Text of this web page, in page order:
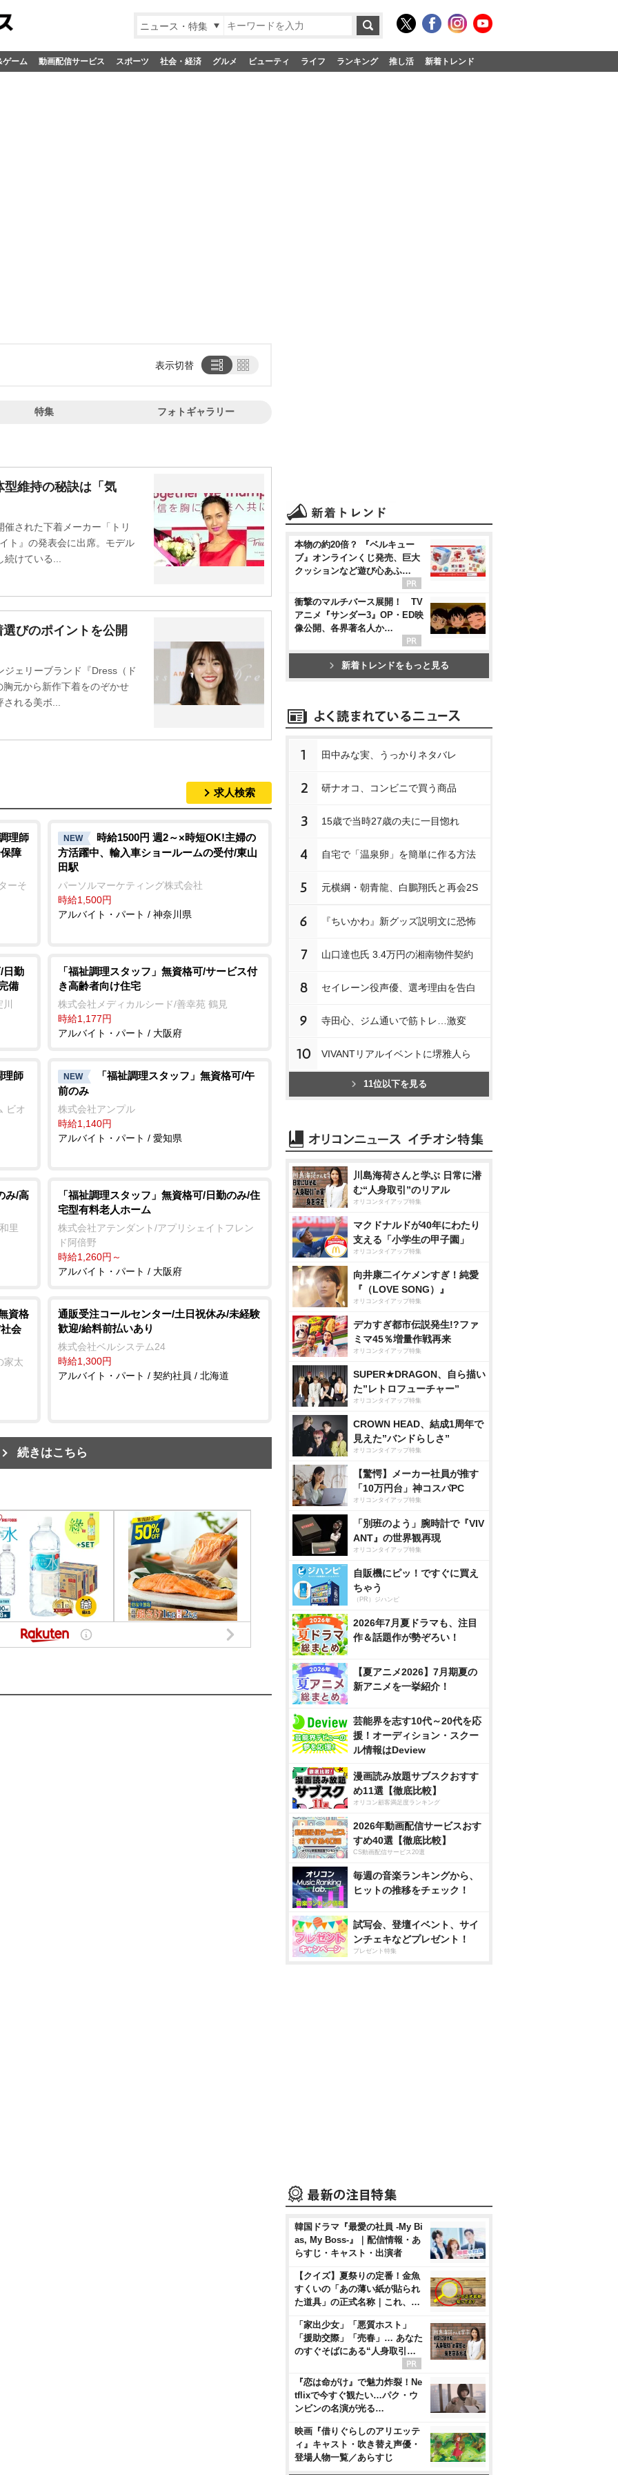
ニュース・特集
ゲーム 動画配信サービス スポーツ 社会・経済 グルメ ビューティ ライフ ランキング 推し活 新着トレンド
表示切替
特集 フォトギャラリー
維持の秘訣は「気
された下着メーカー「トリ
ト』の発表会に出席。モデル
続けている...
びのポイントを公開
ェリーブランド『Dress（ド
元から新作下着をのぞかせ
される美ボ...
求人検索
理師
障
ーそ
NEW
時給1500円 週2～×時短OK!主婦の
方活躍中、輸入車ショールームの受付/東山
田駅
パーソルマーケティング株式会社
時給1,500円
アルバイト・パート / 神奈川県
日勤
備
「福祉調理スタッフ」無資格可/サービス付
き高齢者向け住宅
株式会社メディカルシード/善幸苑 鶴見
時給1,177円
アルバイト・パート / 大阪府
理師
ビオ
NEW
「福祉調理スタッフ」無資格可/午
前のみ
株式会社アンプル
時給1,140円
アルバイト・パート / 愛知県
み/高
里
「福祉調理スタッフ」無資格可/日勤のみ/住
宅型有料老人ホーム
株式会社アテンダント/アプリシェイトフレン
ド阿倍野
時給1,260円～
アルバイト・パート / 大阪府
資格
会
家太
通販受注コールセンター/土日祝休み/未経験
歓迎/給料前払いあり
株式会社ベルシステム24
時給1,300円
アルバイト・パート / 契約社員 / 北海道
続きはこちら
本物の約20倍？ 『ベルキュー
ブ』オンラインくじ発売、巨大
クッションなど遊び心あふ…
衝撃のマルチバース展開！ TV
アニメ『サンダー3』OP・ED映
像公開、各界著名人か…
新着トレンドをもっと見る
1 田中みな実、うっかりネタバレ
2 研ナオコ、コンビニで買う商品
3 15歳で当時27歳の夫に一目惚れ
4 自宅で「温泉卵」を簡単に作る方法
5 元横綱・朝青龍、白鵬翔氏と再会2S
6 『ちいかわ』新グッズ説明文に恐怖
7 山口達也氏 3.4万円の湘南物件契約
8 セイレーン役声優、選考理由を告白
9 寺田心、ジム通いで筋トレ…激変
10 VIVANTリアルイベントに堺雅人ら
11位以下を見る
川島海荷さんと学ぶ 日常に潜
む“人身取引”のリアル
オリコンタイアップ特集
マクドナルドが40年にわたり
支える「小学生の甲子園」
オリコンタイアップ特集
向井康二イケメンすぎ！純愛
『（LOVE SONG）』
オリコンタイアップ特集
デカすぎ都市伝説発生!?ファ
ミマ45％増量作戦再来
オリコンタイアップ特集
SUPER★DRAGON、自ら描い
た”レトロフューチャー”
オリコンタイアップ特集
CROWN HEAD、結成1周年で
見えた”バンドらしさ”
オリコンタイアップ特集
【驚愕】メーカー社員が推す
「10万円台」神コスパPC
オリコンタイアップ特集
「別班のよう」腕時計で『VIV
ANT』の世界観再現
オリコンタイアップ特集
自販機にピッ！ですぐに買え
ちゃう
（PR）ジハンピ
2026年7月夏ドラマも、注目
作＆話題作が勢ぞろい！
【夏アニメ2026】7月期夏の
新アニメを一挙紹介！
芸能界を志す10代～20代を応
援！オーディション・スクー
ル情報はDeview
漫画読み放題サブスクおすす
め11選【徹底比較】
オリコン顧客満足度ランキング
2026年動画配信サービスおす
すめ40選【徹底比較】
CS動画配信サービス20選
毎週の音楽ランキングから、
ヒットの推移をチェック！
試写会、登壇イベント、サイ
ンチェキなどプレゼント！
プレゼント特集
韓国ドラマ『最愛の社員 -My Bi
as, My Boss-』｜配信情報・あ
らすじ・キャスト・出演者
【クイズ】夏祭りの定番！金魚
すくいの「あの薄い紙が貼られ
た道具」の正式名称｜これ、…
「家出少女」「悪質ホスト」
「援助交際」「売春」… あなた
のすぐそばにある“人身取引…
『恋は命がけ』で魅力炸裂！Ne
tflixで今すぐ観たい…パク・ウ
ンビンの名演が光る…
映画『借りぐらしのアリエッテ
ィ』キャスト・吹き替え声優・
登場人物一覧／あらすじ